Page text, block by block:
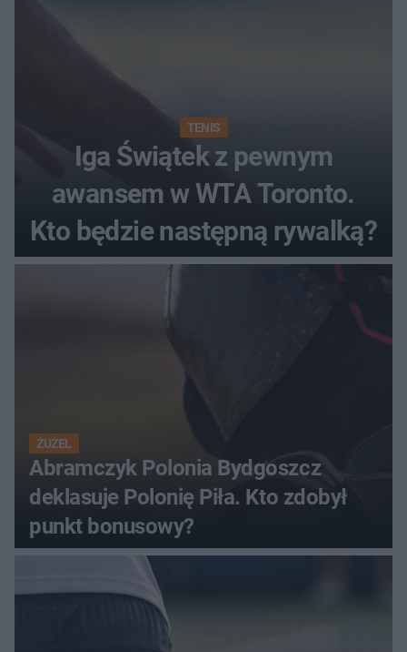
TENIS
Iga Świątek z pewnym
awansem w WTA Toronto.
Kto będzie następną rywalką?
ŻUŻEL
Abramczyk Polonia Bydgoszcz
deklasuje Polonię Piła. Kto zdobył
punkt bonusowy?